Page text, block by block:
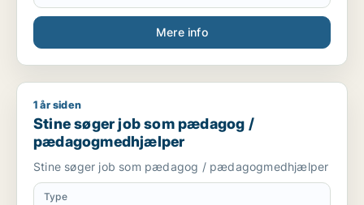
Mere info
Stine søger job som pædagog / pædagogmedhjælper
1 år siden
Stine søger job som pædagog /
pædagogmedhjælper
Stine søger job som pædagog / pædagogmedhjælper
Type